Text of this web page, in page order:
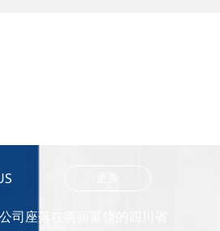
司座落在美丽富饶的四川省